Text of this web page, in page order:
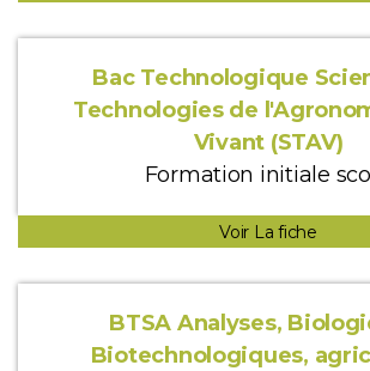
Bac Technologique
Technologies de
Vivant (STAV)
Formation initiale
Voir La fiche
BTSA Analyses,
Biotechnologiques,